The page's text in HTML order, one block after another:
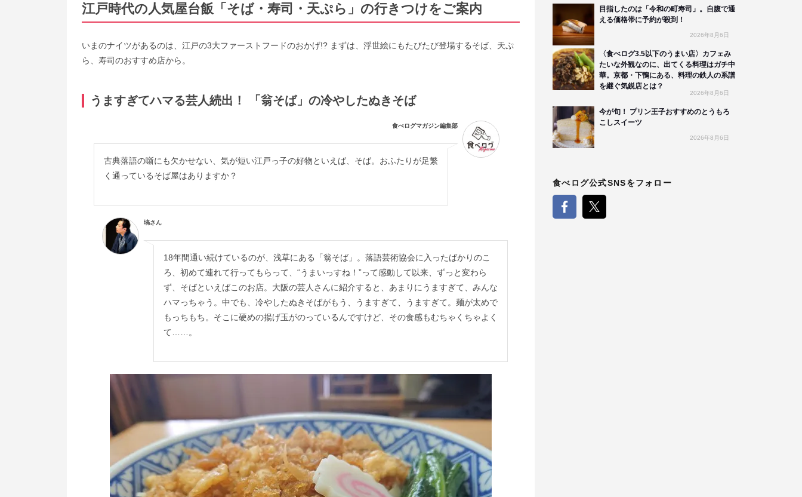
江戸時代の人気屋台飯「そば・寿司・天ぷら」の行きつけをご案内
いまのナイツがあるのは、江戸の3大ファーストフードのおかげ!? まずは、浮世絵にもたびたび登場するそば、天ぷ
ら、寿司のおすすめ店から。
うますぎてハマる芸人続出！ 「翁そば」の冷やしたぬきそば
食べログマガジン編集部
古典落語の噺にも欠かせない、気が短い江戸っ子の好物といえば、そば。おふたりが足繁
く通っているそば屋はありますか？
塙さん
18年間通い続けているのが、浅草にある「翁そば」。落語芸術協会に入ったばかりのこ
ろ、初めて連れて行ってもらって、“うまいっすね！”って感動して以来、ずっと変わら
ず、そばといえばこのお店。大阪の芸人さんに紹介すると、あまりにうますぎて、みんな
ハマっちゃう。中でも、冷やしたぬきそばがもう、うますぎて、うますぎて。麺が太めで
もっちもち。そこに硬めの揚げ玉がのっているんですけど、その食感もむちゃくちゃよく
て……。
目指したのは「令和の町寿司」。自腹で通
える価格帯に予約が殺到！
2026年8月6日
〈食べログ3.5以下のうまい店〉カフェみ
たいな外観なのに、出てくる料理はガチ中
華。京都・下鴨にある、料理の鉄人の系譜
を継ぐ気鋭店とは？
2026年8月6日
今が旬！ プリン王子おすすめのとうもろ
こしスイーツ
2026年8月6日
食べログ公式SNSをフォロー